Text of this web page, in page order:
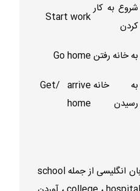
شروع به کار
کردن
Start work
به خانه رفتن Go home
به خانه
رسیدن
Get/ arrive
home
11) در کنار برخی اسامی زبان انگلیسی از جمله school